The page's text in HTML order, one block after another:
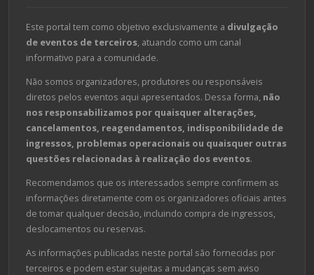
Este portal tem como objetivo exclusivamente a divulgação
de eventos de terceiros, atuando como um canal
informativo para a comunidade.
Não somos organizadores, produtores ou responsáveis
diretos pelos eventos aqui apresentados. Dessa forma, não
nos responsabilizamos por quaisquer alterações,
cancelamentos, reagendamentos, indisponibilidade de
ingressos, problemas operacionais ou quaisquer outras
questões relacionadas à realização dos eventos.
Recomendamos que os interessados sempre confirmem as
informações diretamente com os organizadores oficiais antes
de tomar qualquer decisão, incluindo compra de ingressos,
deslocamentos ou reservas.
As informações publicadas neste portal são fornecidas por
terceiros e podem estar sujeitas a mudanças sem aviso